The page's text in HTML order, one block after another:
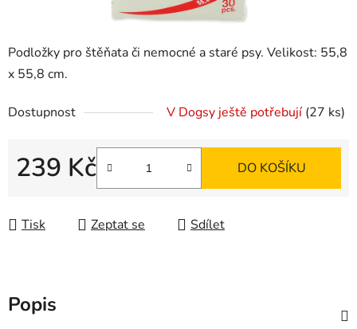
Podložky pro štěňata či nemocné a staré psy. Velikost: 55,8
x 55,8 cm.
Dostupnost V Dogsy ještě potřebují (27 ks)
239 Kč DO KOŠÍKU
Tisk Zeptat se Sdílet
Popis